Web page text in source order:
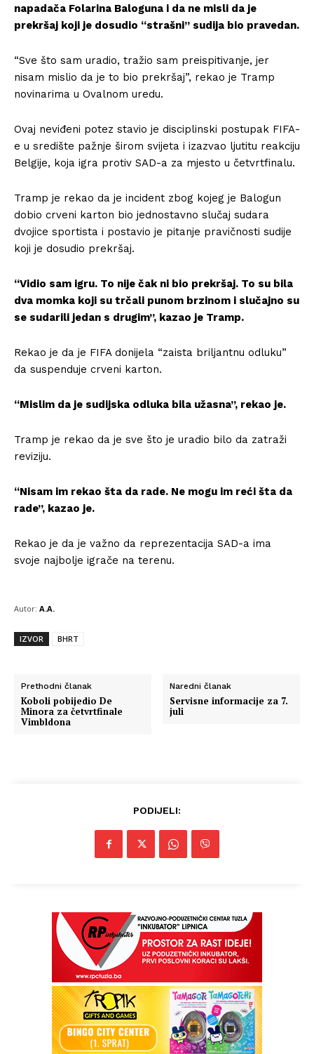
napadača Folarina Baloguna i da ne misli da je
prekršaj koji je dosudio “strašni” sudija bio pravedan.
“Sve što sam uradio, tražio sam preispitivanje, jer
nisam mislio da je to bio prekršaj”, rekao je Tramp
novinarima u Ovalnom uredu.
Ovaj neviđeni potez stavio je disciplinski postupak FIFA-
e u središte pažnje širom svijeta i izazvao ljutitu reakciju
Belgije, koja igra protiv SAD-a za mjesto u četvrtfinalu.
Tramp je rekao da je incident zbog kojeg je Balogun
dobio crveni karton bio jednostavno slučaj sudara
dvojice sportista i postavio je pitanje pravičnosti sudije
koji je dosudio prekršaj.
“Vidio sam igru. To nije čak ni bio prekršaj. To su bila
dva momka koji su trčali punom brzinom i slučajno su
se sudarili jedan s drugim”, kazao je Tramp.
Rekao je da je FIFA donijela “zaista briljantnu odluku”
da suspenduje crveni karton.
“Mislim da je sudijska odluka bila užasna”, rekao je.
Tramp je rekao da je sve što je uradio bilo da zatraži
reviziju.
“Nisam im rekao šta da rade. Ne mogu im reći šta da
rade”, kazao je.
Rekao je da je važno da reprezentacija SAD-a ima
svoje najbolje igrače na terenu.
Autor: A.A.
IZVOR BHRT
Prethodni članak
Koboli pobijedio De
Minora za četvrtfinale
Vimbldona
Naredni članak
Servisne informacije za 7.
juli
PODIJELI: